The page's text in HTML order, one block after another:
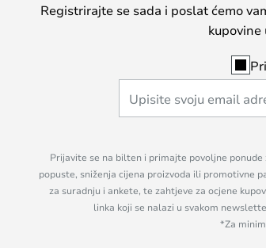
Registrirajte se sada i poslat ćemo
Prijavite se na bilten i primajte povoljne
popuste, sniženja cijena proizvoda ili promotivne
za suradnju i ankete, te zahtjeve za ocjene
linka koji se nalazi u svakom
*Za